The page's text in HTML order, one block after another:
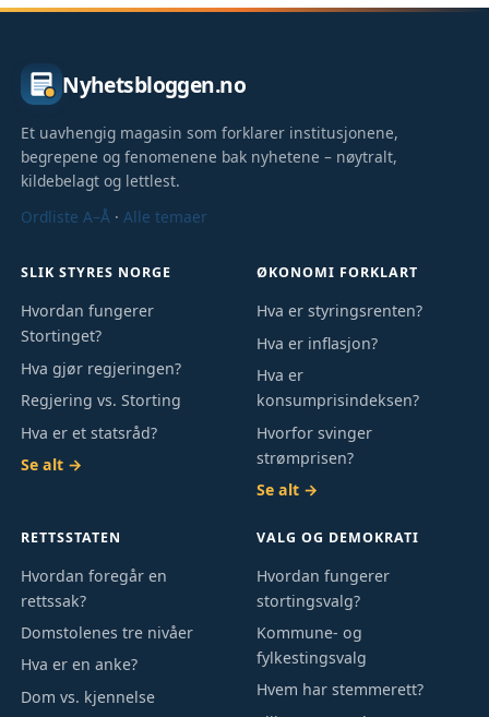
Nyhetsbloggen.no
Et uavhengig magasin som forklarer institusjonene,
begrepene og fenomenene bak nyhetene – nøytralt,
kildebelagt og lettlest.
Ordliste A–Å ·Alle temaer
SLIK STYRES NORGE
Hvordan fungerer
Stortinget?
Hva gjør regjeringen?
Regjering vs. Storting
Hva er et statsråd?
Se alt →
ØKONOMI FORKLART
Hva er styringsrenten?
Hva er inflasjon?
Hva er
konsumprisindeksen?
Hvorfor svinger
strømprisen?
Se alt →
RETTSSTATEN
Hvordan foregår en
rettssak?
Domstolenes tre nivåer
Hva er en anke?
Dom vs. kjennelse
VALG OG DEMOKRATI
Hvordan fungerer
stortingsvalg?
Kommune- og
fylkestingsvalg
Hvem har stemmerett?